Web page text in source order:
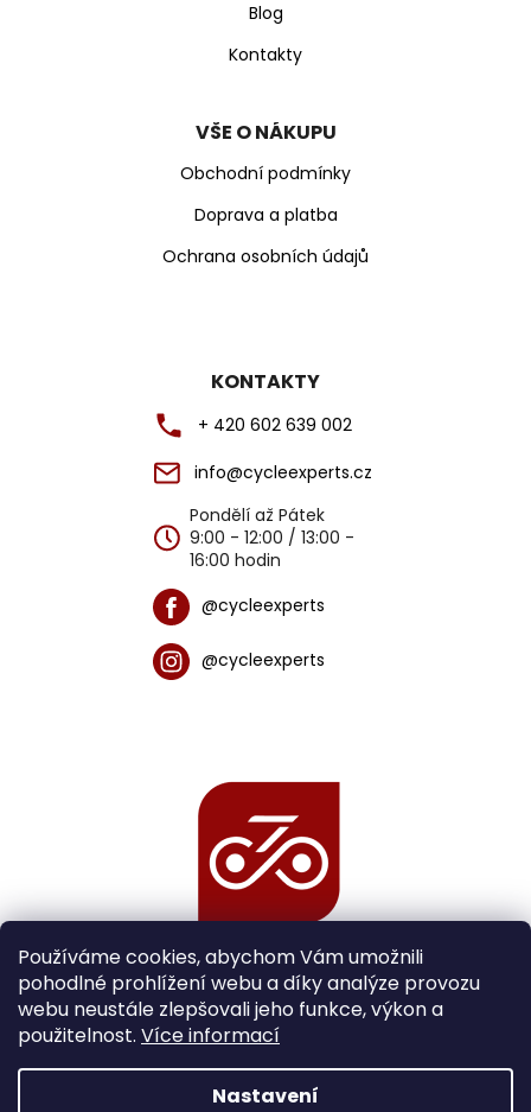
Používáme cookies, abychom Vám umožnili
pohodlné prohlížení webu a díky analýze provozu
webu neustále zlepšovali jeho funkce, výkon a
použitelnost. Více informací
Nastavení
v
ý
s
Blog
Kontakty
VŠE O NÁKUPU
Obchodní podmínky
Doprava a platba
Ochrana osobních údajů
KONTAKTY
+ 420 602 639 002
info@cycleexperts.cz
Pondělí až Pátek
9:00 - 12:00 / 13:00 -
16:00 hodin
@cycleexperts
@cycleexperts